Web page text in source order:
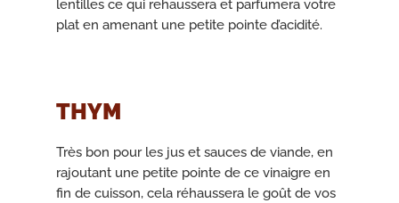
lentilles ce qui rehaussera et parfumera votre
plat en amenant une petite pointe d’acidité.
THYM
Très bon pour les jus et sauces de viande, en
rajoutant une petite pointe de ce vinaigre en
fin de cuisson, cela réhaussera le goût de vos